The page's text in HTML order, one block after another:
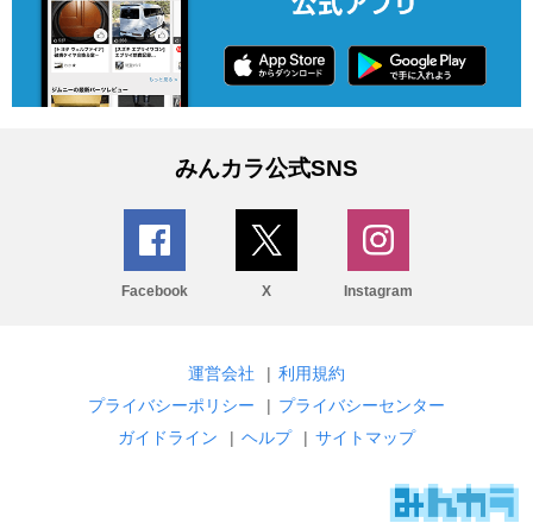
みんカラ公式SNS
Facebook X Instagram
運営会社 | 利用規約
プライバシーポリシー
| プライバシーセンター
ガイドライン
| ヘルプ | サイトマップ